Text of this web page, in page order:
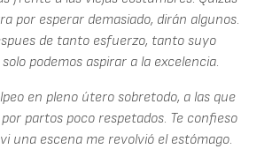
por esperar demasiado, dirán algunos.
de tanto esfuerzo, tanto suyo
podemos aspirar a la excelencia.
en pleno útero sobretodo, a las que
partos poco respetados. Te confieso
una escena me revolvió el estómago.